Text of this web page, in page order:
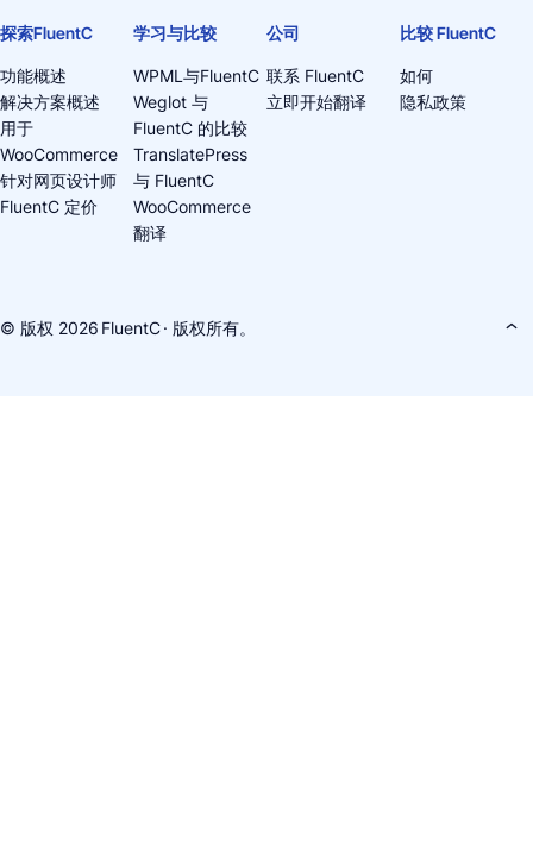
探索FluentC
功能概述
解决方案概述
用于
WooCommerce
针对网页设计师
FluentC 定价
学习与比较
WPML与FluentC
Weglot 与
FluentC 的比较
TranslatePress
与 FluentC
WooCommerce
翻译
公司
联系 FluentC
立即开始翻译
比较 FluentC
如何
隐私政策
© 版权 2026 FluentC· 版权所有。